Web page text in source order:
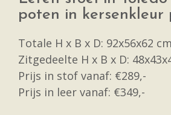
poten in kersenkleur
Totale H x B x D: 92x56x62 cm
Zitgedeelte H x B x D:
Prijs in stof vanaf: €289,-
Prijs in leer vanaf: €349,-